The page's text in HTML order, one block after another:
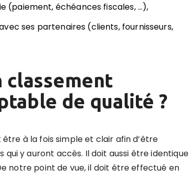
(paiement, échéances fiscales, …),
ses partenaires (clients, fournisseurs,
classement
de qualité ?
à la fois simple et clair afin d’être
y auront accès. Il doit aussi être identique
notre point de vue, il doit être effectué en